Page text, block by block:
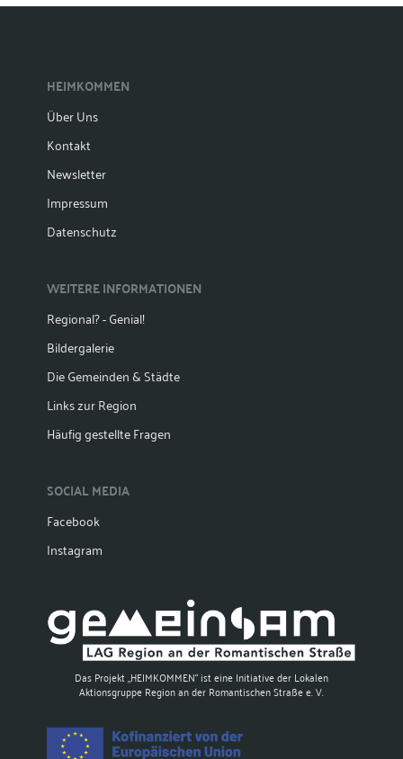
HEIMKOMMEN
Über Uns
Kontakt
Newsletter
Impressum
Datenschutz
WEITERE INFORMATIONEN
Regional? - Genial!
Bildergalerie
Die Gemeinden & Städte
Links zur Region
Häufig gestellte Fragen
SOCIAL MEDIA
Facebook
Instagram
Das Projekt „HEIMKOMMEN“ ist eine Initiative der Lokalen
Aktionsgruppe Region an der Romantischen Straße e. V.